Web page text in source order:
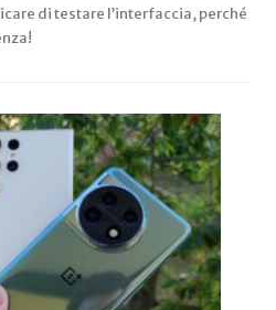
di testare l’interfaccia, perché